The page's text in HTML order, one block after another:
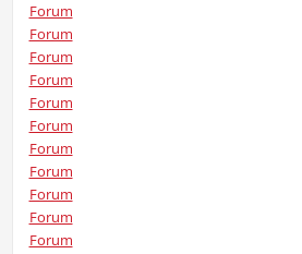
Forum
Forum
Forum
Forum
Forum
Forum
Forum
Forum
Forum
Forum
Forum